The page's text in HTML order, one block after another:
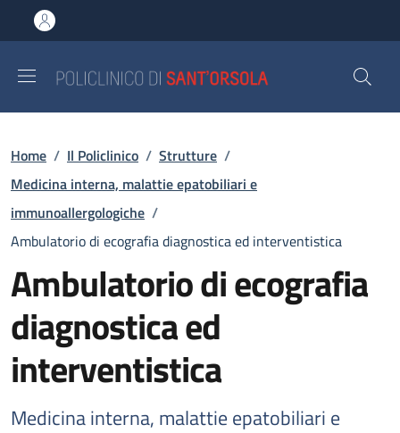
al contenuto principale
to footer content
Briciole di pane
Home / Il Policlinico / Strutture /
Medicina interna, malattie epatobiliari e
immunoallergologiche /
Ambulatorio di ecografia diagnostica ed interventistica
Ambulatorio di ecografia
diagnostica ed
interventistica
Medicina interna, malattie epatobiliari e